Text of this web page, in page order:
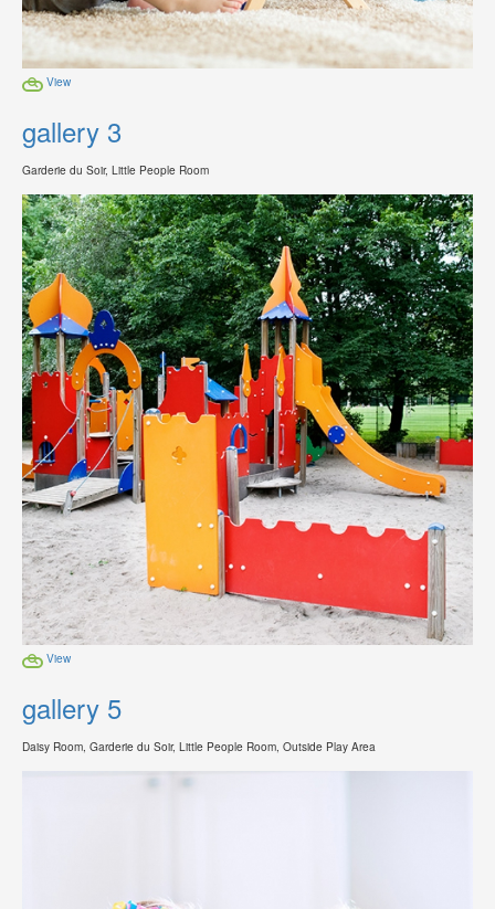
View
gallery 3
Garderie du Soir, Little People Room
View
gallery 5
Daisy Room, Garderie du Soir, Little People Room, Outside Play Area